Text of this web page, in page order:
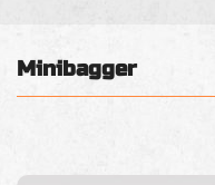
Minibagger